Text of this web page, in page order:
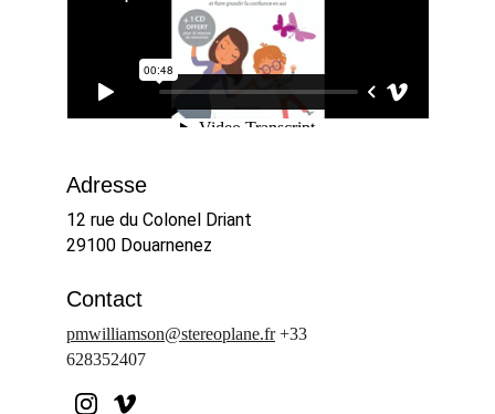
Adresse
12 rue du Colonel Driant
29100 Douarnenez
Contact
pmwilliamson@stereoplane.fr +33
628352407